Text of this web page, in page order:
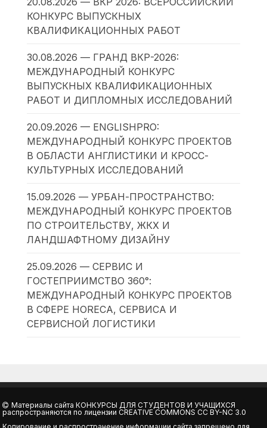
КОНКУРС ВЫПУСКНЫХ
КВАЛИФИКАЦИОННЫХ РАБОТ
30.08.2026 — ГРАНД ВКР-2026:
МЕЖДУНАРОДНЫЙ КОНКУРС
ВЫПУСКНЫХ КВАЛИФИКАЦИОННЫХ
РАБОТ И ДИПЛОМНЫХ ИССЛЕДОВАНИЙ
20.09.2026 — ENGLISHPRO:
МЕЖДУНАРОДНЫЙ КОНКУРС ПРОЕКТОВ
В ОБЛАСТИ АНГЛИСТИКИ И КРОСС-
КУЛЬТУРНЫХ ИССЛЕДОВАНИЙ
15.09.2026 — УРБАН-ПРОСТРАНСТВО:
МЕЖДУНАРОДНЫЙ КОНКУРС ПРОЕКТОВ
ПО СТРОИТЕЛЬСТВУ, ЖКХ И
ЛАНДШАФТНОМУ ДИЗАЙНУ
25.09.2026 — СЕРВИС И
ГОСТЕПРИИМСТВО 360°:
МЕЖДУНАРОДНЫЙ КОНКУРС ПРОЕКТОВ
В СФЕРЕ HORECA, СЕРВИСА И
СЕРВИСНОЙ ЛОГИСТИКИ
Материалы сайтаКОНКУРСЫ ДЛЯ СТУДЕНТОВ И УЧАЩИХСЯ
распространяются по лицензииCREATIVE COMMONS CC BY-NC 3.0